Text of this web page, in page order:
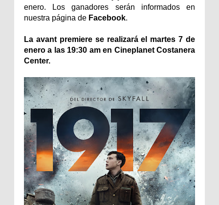
enero. Los ganadores serán informados en
nuestra página de Facebook.
La avant premiere se realizará el martes 7 de
enero a las 19:30 am en Cineplanet Costanera
Center.